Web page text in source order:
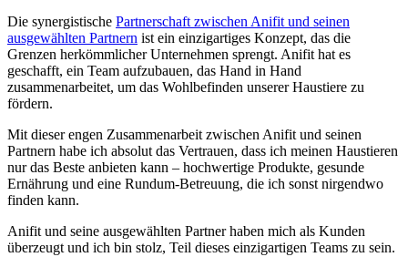
Die synergistische Partnerschaft zwischen Anifit und seinen
ausgewählten Partnern ist ein einzigartiges Konzept, das die
Grenzen herkömmlicher Unternehmen sprengt. Anifit hat es
geschafft, ein Team aufzubauen, das Hand in Hand
zusammenarbeitet, um das Wohlbefinden unserer Haustiere zu
fördern.
Mit dieser engen Zusammenarbeit zwischen Anifit und seinen
Partnern habe ich absolut das Vertrauen, dass ich meinen Haustieren
nur das Beste anbieten kann ‌– hochwertige Produkte, gesunde
Ernährung und eine ‍Rundum-Betreuung, die ich sonst nirgendwo
finden ​kann.
Anifit und seine ausgewählten Partner haben mich als Kunden
überzeugt und ich⁣ bin stolz, ⁣Teil dieses einzigartigen Teams zu sein.